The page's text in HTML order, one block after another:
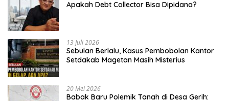
Apakah Debt Collector Bisa Dipidana?
13 Juli 2026
Sebulan Berlalu, Kasus Pembobolan Kantor
Setdakab Magetan Masih Misterius
20 Mei 2026
Babak Baru Polemik Tanah di Desa Gerih: